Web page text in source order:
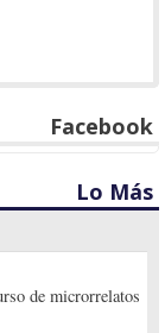
Facebook
Lo Más
de microrrelatos